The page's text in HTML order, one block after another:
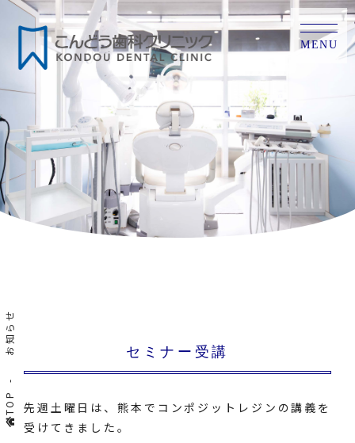
MENU
TOP
お知らせ セミナー受講
先週土曜日は、熊本でコンポジットレジンの講義を
受けてきました。